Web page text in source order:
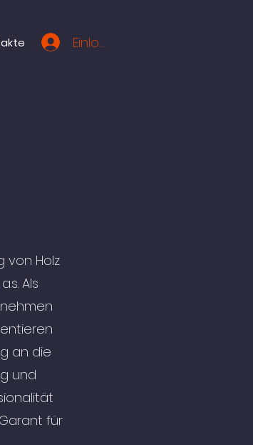
Einloggen
von Holz
Als
an die
und
für